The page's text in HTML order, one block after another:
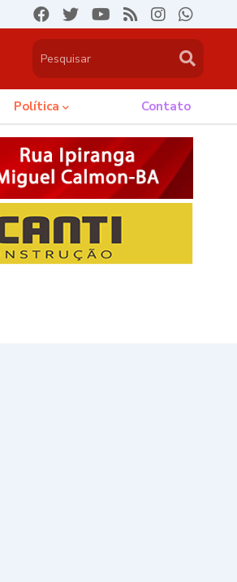
Política Contato